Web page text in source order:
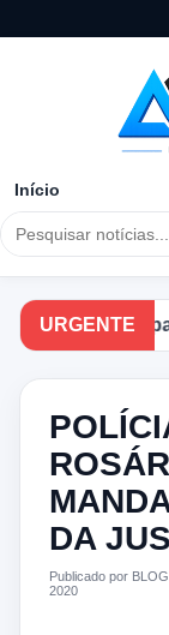
Início
URGENTE
DA
Publicado por
2020